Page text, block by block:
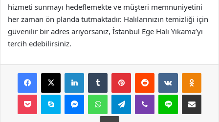
hizmeti sunmayı hedeflemekte ve müşteri memnuniyetini
her zaman ön planda tutmaktadır. Halılarınızın temizliği için
güvenilir bir adres arıyorsanız, İstanbul Ege Halı Yıkama’yı
tercih edebilirsiniz.
Facebook
X LinkedInTumblr PinterestReddit VKontakte
Pocket Skype MessengerWhatsAppTelegramViber Line E-Posta ile
Yazdır